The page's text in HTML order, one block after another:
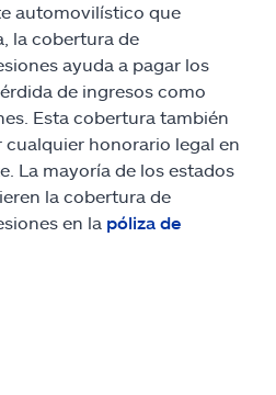
automovilístico que
la cobertura de
ayuda a pagar los
de ingresos como
Esta cobertura también
cualquier honorario legal en
La mayoría de los estados
la cobertura de
en la póliza de